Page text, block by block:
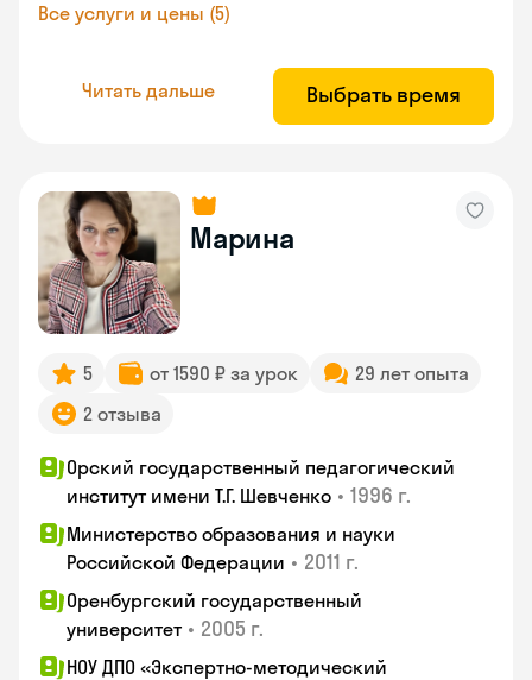
Все услуги и цены (5)
Читать дальше Выбрать время
Марина
5 от 1590 ₽ за урок
29 лет опыта
2 отзыва
Орский государственный педагогический
институт имени Т.Г. Шевченко • 1996 г.
Министерство образования и науки
Российской Федерации • 2011 г.
Оренбургский государственный
университет • 2005 г.
НОУ ДПО «Экспертно-методический